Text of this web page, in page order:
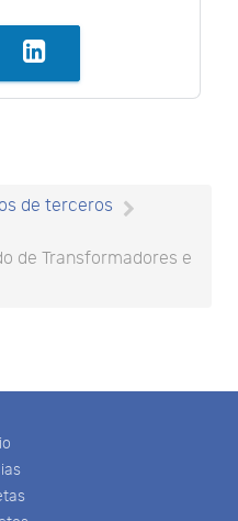
de terceros
de Transformadores e